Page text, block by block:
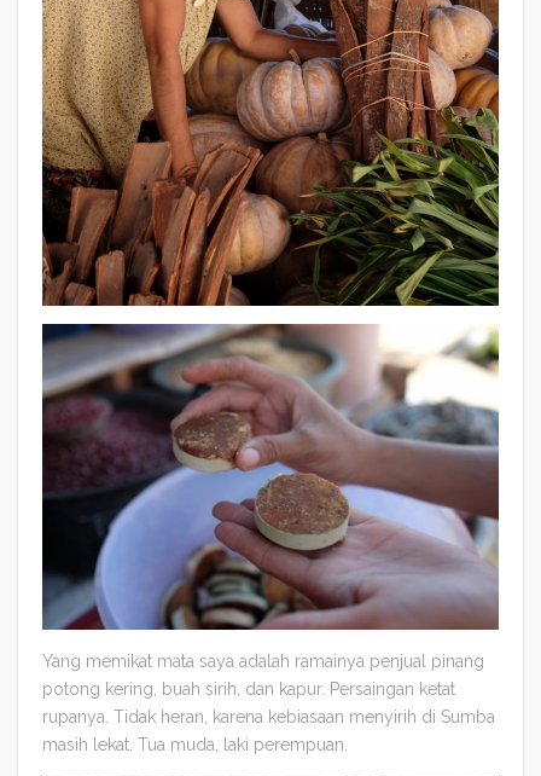
Yang memikat mata saya adalah ramainya penjual pinang
potong kering, buah sirih, dan kapur. Persaingan ketat
rupanya. Tidak heran, karena kebiasaan menyirih di Sumba
masih lekat. Tua muda, laki perempuan.